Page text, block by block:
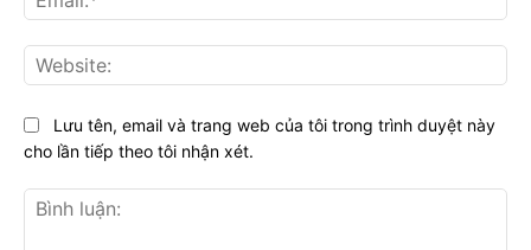
Lưu tên, email và trang web của tôi trong trình duyệt này
cho lần tiếp theo tôi nhận xét.